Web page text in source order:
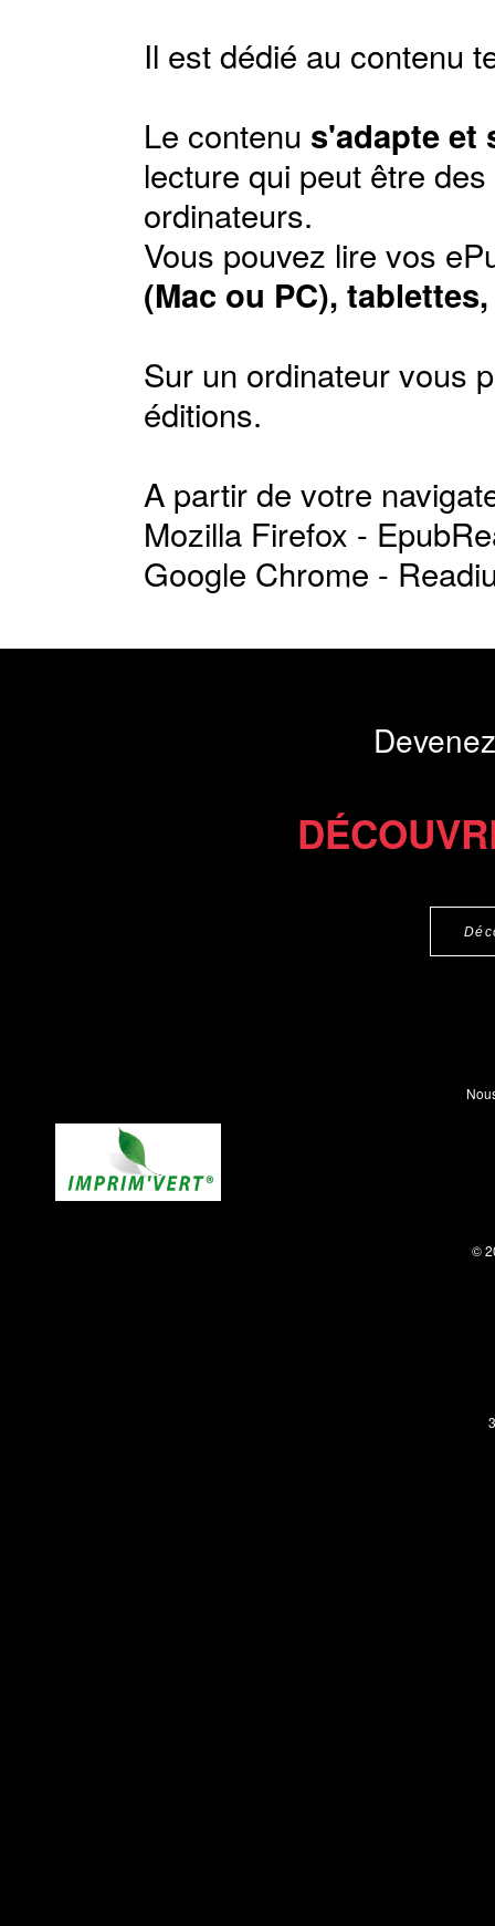
Il est dédié au contenu
Le contenu s'adapte et
lecture qui peut être
ordinateurs.
Vous pouvez lire vos
(Mac ou PC),
Sur un ordinateur vous
éditions.
A partir de votre
Mozilla Firefox -
Google Chrome -
©